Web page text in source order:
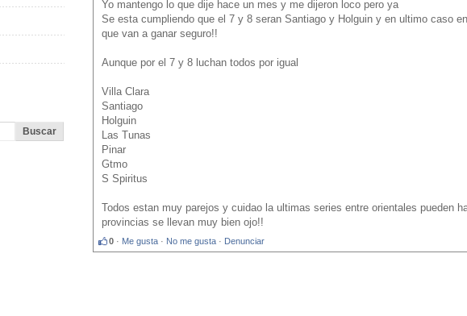
Yo mantengo lo que dije hace un mes y me dijeron loco pero ya
Se esta cumpliendo que el 7 y 8 seran Santiago y Holguin y en ultimo caso
que van a ganar seguro!!
Aunque por el 7 y 8 luchan todos por igual
Villa Clara
Santiago
Holguin
Las Tunas
Pinar
Gtmo
S Spiritus
Todos estan muy parejos y cuidao la ultimas series entre orientales pueden
provincias se llevan muy bien ojo!!
0 · Me gusta · No me gusta · Denunciar